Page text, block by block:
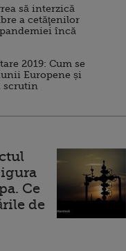
să interzică
a cetăţenilor
încă
2019: Cum se
Europene și
scrutin
Ce
de